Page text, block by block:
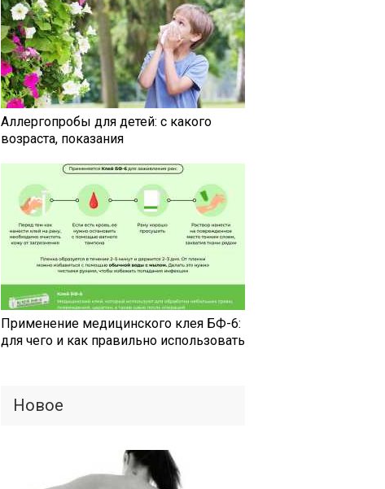
Аллергопробы для детей: с какого
возраста, показания
Применение медицинского клея БФ-6:
для чего и как правильно использовать
Новое